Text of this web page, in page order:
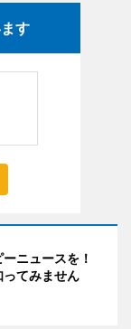
す
ニュースを！
ってみません